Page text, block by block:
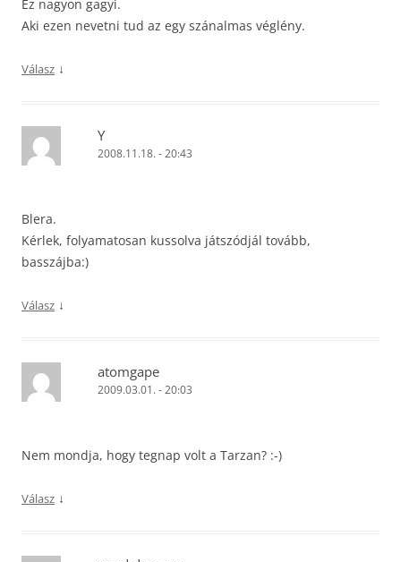
Ez nagyon gagyi.
Aki ezen nevetni tud az egy szánalmas véglény.
Válasz ↓
Y
2008.11.18. - 20:43
Blera.
Kérlek, folyamatosan kussolva játszódjál tovább,
basszájba:)
Válasz ↓
atomgape
2009.03.01. - 20:03
Nem mondja, hogy tegnap volt a Tarzan? :-)
Válasz ↓